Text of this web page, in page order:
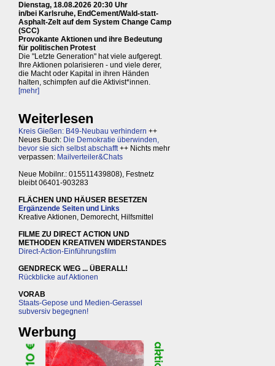
Dienstag, 18.08.2026 20:30 Uhr
in/bei Karlsruhe, EndCement/Wald-statt-
Asphalt-Zelt auf dem System Change Camp
(SCC)
Provokante Aktionen und ihre Bedeutung
für politischen Protest
Die "Letzte Generation" hat viele aufgeregt.
Ihre Aktionen polarisieren - und viele derer,
die Macht oder Kapital in ihren Händen
halten, schimpfen auf die Aktivist*innen.
[mehr]
Weiterlesen
Kreis Gießen: B49-Neubau verhindern ++
Neues Buch: Die Demokratie überwinden,
bevor sie sich selbst abschafft++ Nichts mehr
verpassen: Mailverteiler&Chats
Neue Mobilnr.: 015511439808), Festnetz
bleibt 06401-903283
FLÄCHEN UND HÄUSER BESETZEN
Ergänzende Seiten und Links
Kreative Aktionen, Demorecht, Hilfsmittel
FILME ZU DIRECT ACTION UND
METHODEN KREATIVEN WIDERSTANDES
Direct-Action-Einführungsfilm
GENDRECK WEG ... ÜBERALL!
Rückblicke auf Aktionen
VORAB
Staats-Gepose und Medien-Gerassel
subversiv begegnen!
Werbung